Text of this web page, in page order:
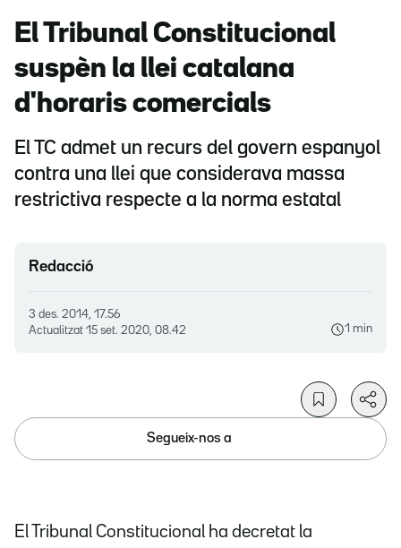
El Tribunal Constitucional
suspèn la llei catalana
d'horaris comercials
El TC admet un recurs del govern espanyol
contra una llei que considerava massa
restrictiva respecte a la norma estatal
Redacció
3 des. 2014, 17.56
Actualitzat 15 set. 2020, 08.42 1 min
Segueix-nos a
El Tribunal Constitucional ha decretat la